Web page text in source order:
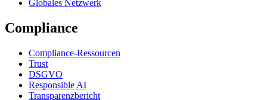
Globales Netzwerk
Compliance
Compliance-Ressourcen
Trust
DSGVO
Responsible AI
Transparenzbericht